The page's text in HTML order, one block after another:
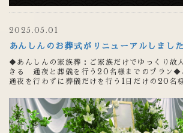
2025.05.01
あんしんのお葬式がリニューアルしました
◆あんしんの家族葬：ご家族だけでゆっくり故
きる 通夜と葬儀を行う20名様までのプラン◆
通夜を行わずに葬儀だけを行う1日だけの20名